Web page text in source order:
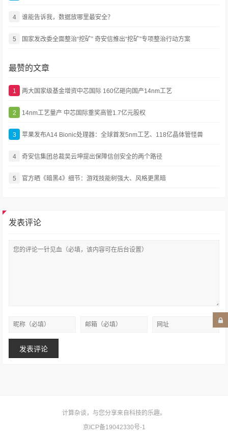
4 谁能告诉我，数据放哪里最安全？
5 国家发改委全面整治“挖矿” 奇安信推出“挖矿”专项整治行动方案
最赞的文章
1 两大国家级基金增资中芯国际 160亿砸向国产14nm工艺
2 14nm工艺量产 中芯国际重奖高管1.7亿元股权
3 苹果发布A14 Bionic处理器：全球首发5nm工艺、118亿晶体管怪兽
4 奇安信集团总裁吴云坤提出保障信创安全的两个路径
5 官方晒《暗黑4》细节：游戏技能树强大、风格更黑暗
发表评论
计算杂谈，与您分享来自科技的乐趣。
京ICP备19042330号-1